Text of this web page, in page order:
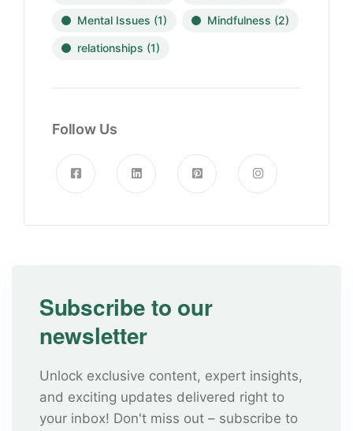
Mental Issues (1) Mindfulness (2)
relationships (1)
Follow Us
Subscribe to our
newsletter
Unlock exclusive content, expert insights,
and exciting updates delivered right to
your inbox! Don't miss out – subscribe to